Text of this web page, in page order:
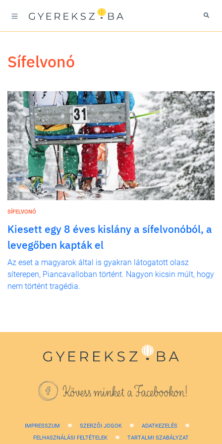
sífelvonó
SÍFELVONÓ
Kiesett egy 8 éves kislány a sífelvonóból, a
levegőben kapták el
Az eset a magyarok által is gyakran látogatott olasz
síterepen, Piancavalloban történt. Nagyon kicsin múlt, hogy
nem történt tragédia.
Kövess minket a Facebookon!
IMPRESSZUM SZERZŐI JOGOK
ADATKEZELÉS
FELHASZNÁLÁSI FELTÉTELEK
TARTALMI SZABÁLYZAT